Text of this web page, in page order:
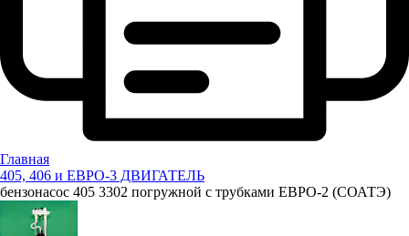
Главная
405, 406 и ЕВРО-3 ДВИГАТЕЛЬ
бензонасос 405 3302 погружной с трубками ЕВРО-2 (СОАТЭ)